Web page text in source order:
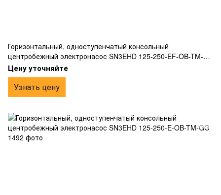
Горизонтальный, одноступенчатый консольный
центробежный электронасос SN3EHD 125-250-EF-OB-TM-
GG
Цену уточняйте
Узнать цену